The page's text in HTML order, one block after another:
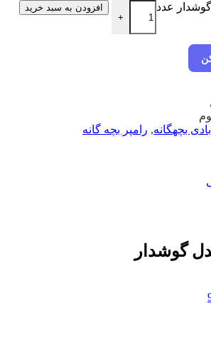
عدد
+
افزودن به سبد خرید
بادی بچهگانه, رامپر بچه گانه
گوشدار